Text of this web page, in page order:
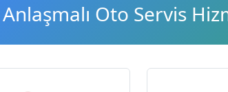
Anlaşmalı Oto Servis